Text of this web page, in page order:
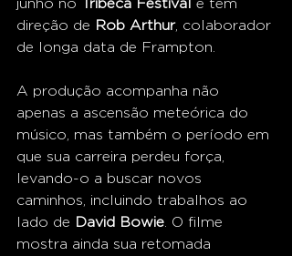
direção de Rob Arthur, colaborador
de longa data de Frampton.
A produção acompanha não
apenas a ascensão meteórica do
músico, mas também o período em
que sua carreira perdeu força,
levando-o a buscar novos
caminhos, incluindo trabalhos ao
lado de David Bowie . O filme
mostra ainda sua retomada